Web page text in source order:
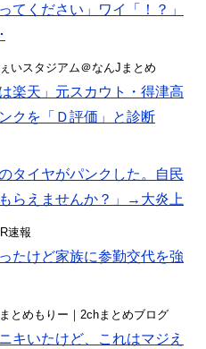
てください」ワイ「！？」
いスタジアム＠なんJまとめ
楽天」元スカウト・得津高
クを「Ｄ評価」と診断
タイヤがパンクした。自民
らえませんか？」→大炎上
速報
たけど家族に参勤交代を強
とめもりー｜2chまとめブログ
キいたけど、これはマジえ